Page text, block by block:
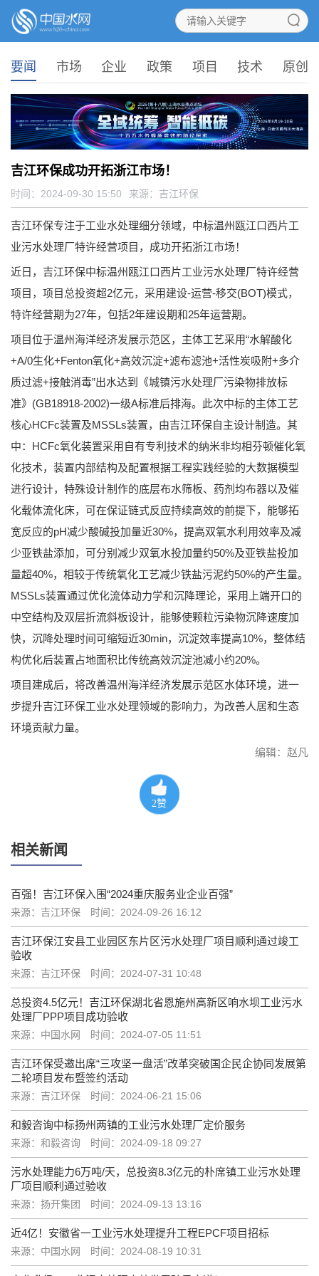
要闻 市场 企业 政策 项目 技术 原创
吉江环保成功开拓浙江市场！
时间：2024-09-30 15:50 来源： 吉江环保
吉江环保专注于工业水处理细分领域，中标温州瓯江口西片工
业污水处理厂特许经营项目，成功开拓浙江市场！
近日，吉江环保中标温州瓯江口西片工业污水处理厂特许经营
项目，项目总投资超2亿元，采用建设-运营-移交(BOT)模式，
特许经营期为27年，包括2年建设期和25年运营期。
项目位于温州海洋经济发展示范区，主体工艺采用“水解酸化
+A/0生化+Fenton氧化+高效沉淀+滤布滤池+活性炭吸附+多介
质过滤+接触消毒”出水达到《城镇污水处理厂污染物排放标
准》(GB18918-2002)一级A标准后排海。此次中标的主体工艺
核心HCFc装置及MSSLs装置，由吉江环保自主设计制造。其
中：HCFc氧化装置采用自有专利技术的纳米非均相芬顿催化氧
化技术，装置内部结构及配置根据工程实践经验的大数据模型
进行设计，特殊设计制作的底层布水筛板、药剂均布器以及催
化载体流化床，可在保证链式反应持续高效的前提下，能够拓
宽反应的pH减少酸碱投加量近30%，提高双氧水利用效率及减
少亚铁盐添加，可分别减少双氧水投加量约50%及亚铁盐投加
量超40%，相较于传统氧化工艺减少铁盐污泥约50%的产生量。
MSSLs装置通过优化流体动力学和沉降理论，采用上端开口的
中空结构及双层折流斜板设计，能够使颗粒污染物沉降速度加
快，沉降处理时间可缩短近30min，沉淀效率提高10%，整体结
构优化后装置占地面积比传统高效沉淀池减小约20%。
项目建成后，将改善温州海洋经济发展示范区水体环境，进一
步提升吉江环保工业水处理领域的影响力，为改善人居和生态
环境贡献力量。
编辑：赵凡
2赞
相关新闻
百强！吉江环保入围“2024重庆服务业企业百强”
来源：吉江环保 时间：2024-09-26 16:12
吉江环保江安县工业园区东片区污水处理厂项目顺利通过竣工
验收
来源：吉江环保 时间：2024-07-31 10:48
总投资4.5亿元！吉江环保湖北省恩施州高新区响水坝工业污水
处理厂PPP项目成功验收
来源：中国水网 时间：2024-07-05 11:51
吉江环保受邀出席“三攻坚一盘活”改革突破国企民企协同发展第
二轮项目发布暨签约活动
来源：吉江环保 时间：2024-06-21 15:06
和毅咨询中标扬州两镇的工业污水处理厂定价服务
来源：和毅咨询 时间：2024-09-18 09:27
污水处理能力6万吨/天，总投资8.3亿元的朴席镇工业污水处理
厂项目顺利通过验收
来源：扬开集团 时间：2024-09-13 13:16
近4亿！安徽省一工业污水处理提升工程EPCF项目招标
来源：中国水网 时间：2024-08-19 10:31